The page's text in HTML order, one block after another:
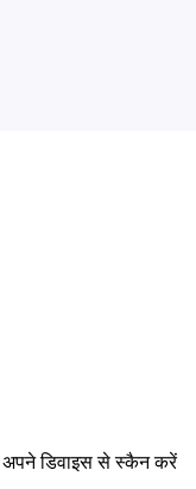
डिवाइस से स्कैन करें